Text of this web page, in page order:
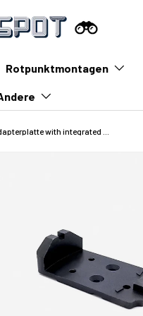
Rotpunktmontagen